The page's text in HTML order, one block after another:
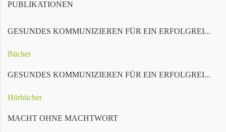
PUBLIKATIONEN
GESUNDES KOMMUNIZIEREN FÜR EIN ERFOLGREI...
Bücher
GESUNDES KOMMUNIZIEREN FÜR EIN ERFOLGREI...
Hörbücher
MACHT OHNE MACHTWORT